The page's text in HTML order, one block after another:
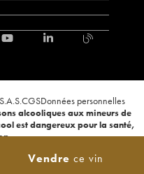
Vendre ce vin
CGSDonnées personnelles
alcooliques aux mineurs de
est dangereux pour la santé,
ART.L.3342-1 et L.3353-3